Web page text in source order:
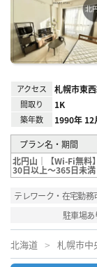
アクセス 札幌市東
間取り 1K
築年数 1990年 12
プラン名・期間
北円山｜【Wi-Fi無料
30日以上～365日未満
テレワーク・在宅勤務
駐車場あ
北海道 札幌市中